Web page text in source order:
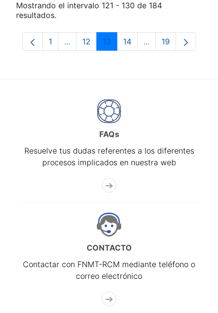
Mostrando el intervalo 121 - 130 de 184
resultados.
Página
1 ...Páginas intermedias Use TAB para
Página
12 Página
13 Página
14 ...PáginasPágina
19
FAQs
Resuelve tus dudas referentes a los diferentes
procesos implicados en nuestra web
CONTACTO
Contactar con FNMT-RCM mediante teléfono o
correo electrónico